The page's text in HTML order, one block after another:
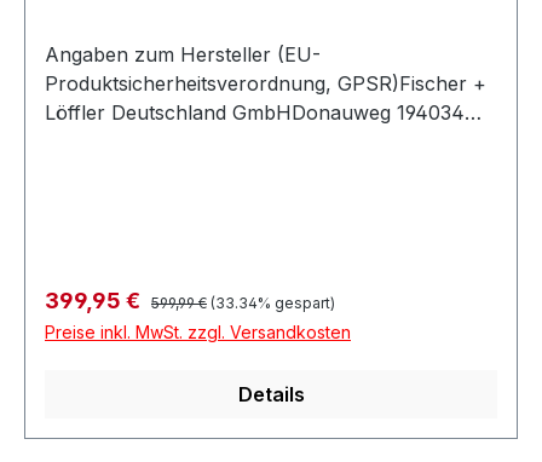
Angaben zum Hersteller (EU-
Produktsicherheitsverordnung, GPSR)Fischer +
Löffler Deutschland GmbHDonauweg 194034
Verkaufspreis:
399,95 € Regulärer Preis:
599,99 € (33.34% gespart)
Preise inkl. MwSt. zzgl. Versandkosten
Details